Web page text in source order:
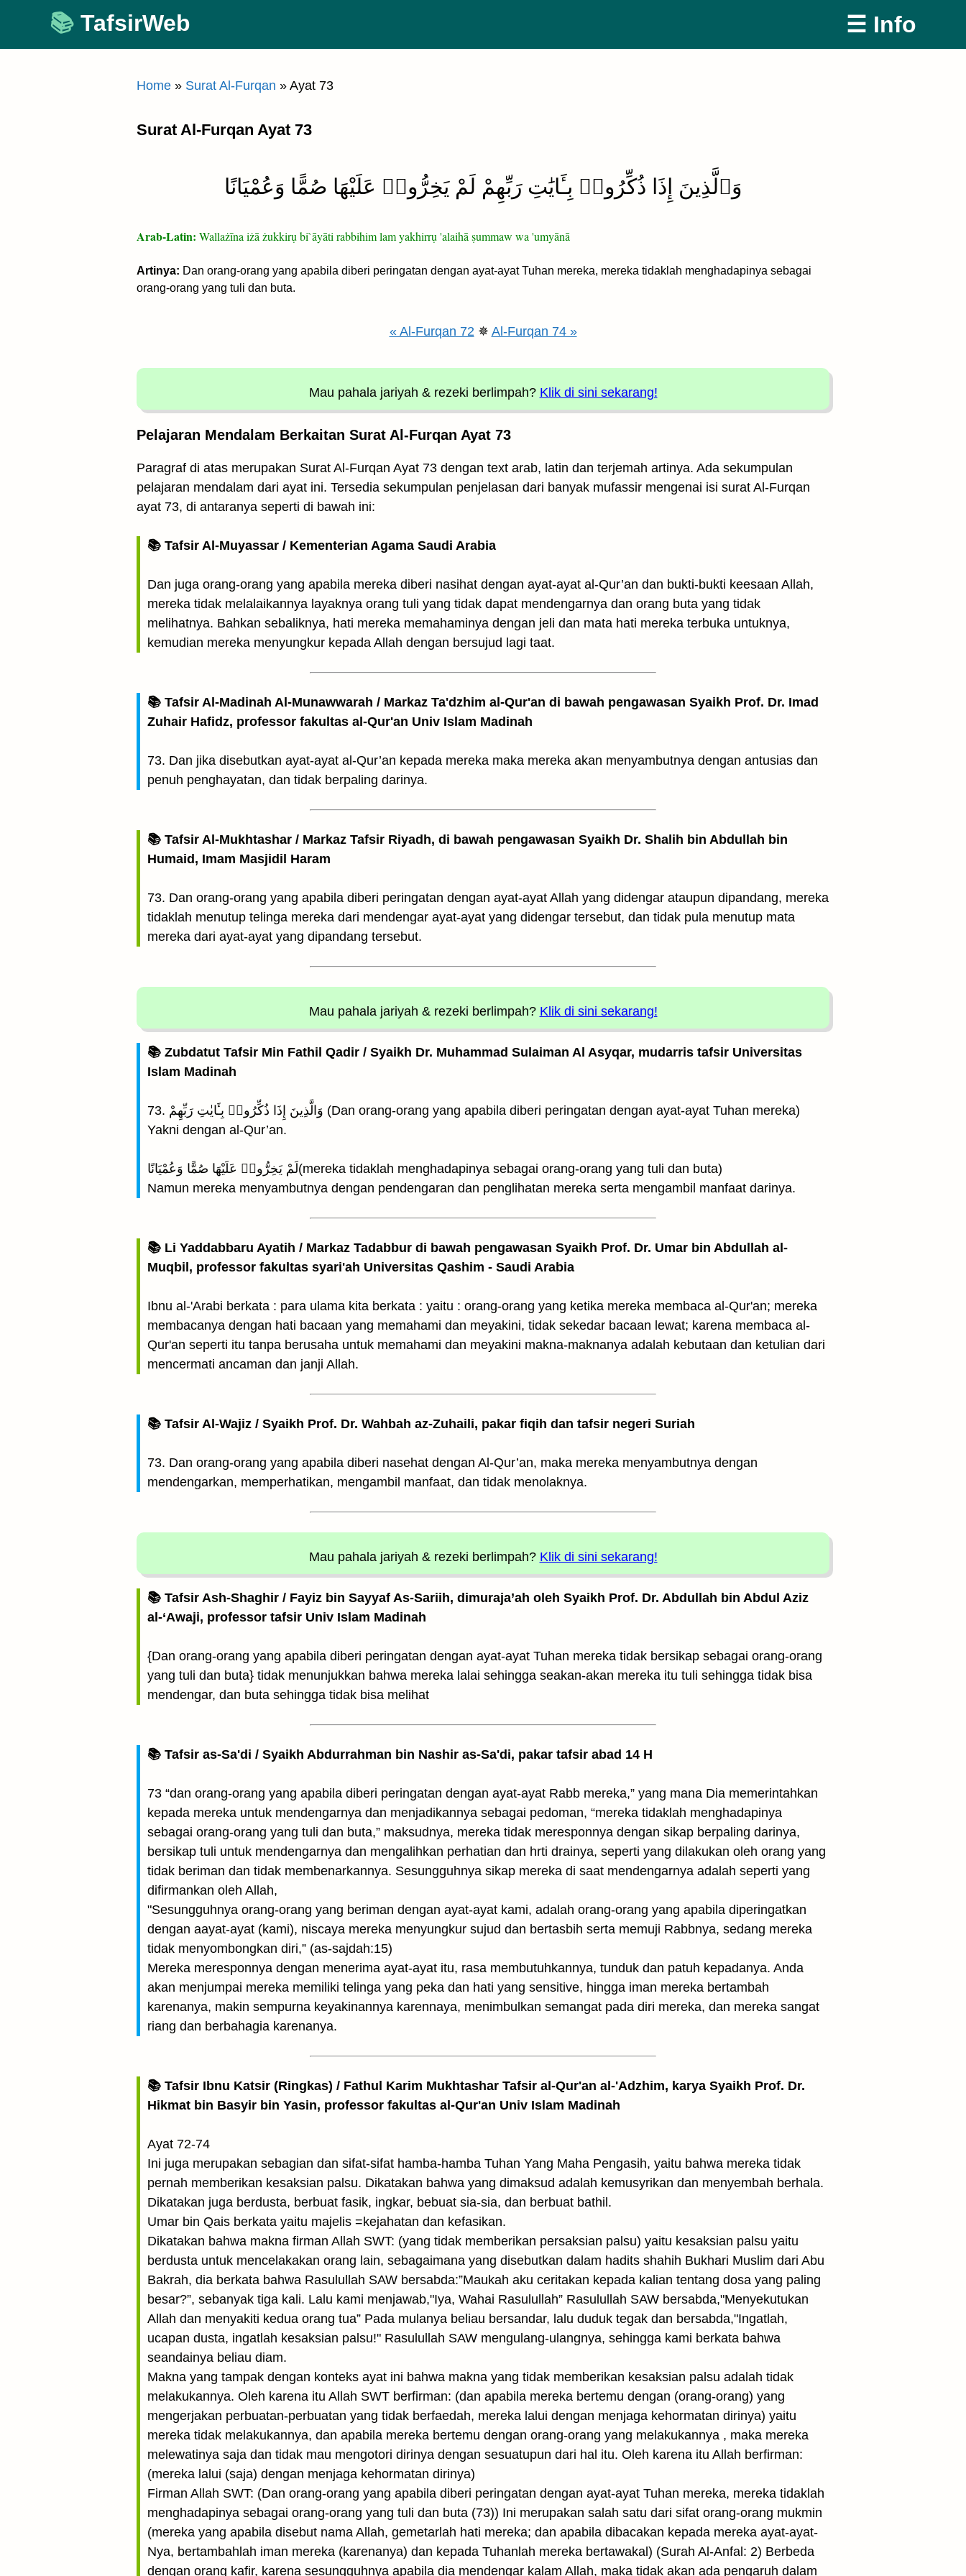
content
TafsirWeb ☰ Info
Home » Surat Al-Furqan » Ayat 73
Surat Al-Furqan Ayat 73
وَٱلَّذِينَ إِذَا ذُكِّرُوا۟ بِـَٔايَٰتِ رَبِّهِمْ لَمْ يَخِرُّوا۟ عَلَيْهَا صُمًّا وَعُمْيَانًا
Arab-Latin: Wallażīna iżā żukkirụ bi`āyāti rabbihim lam yakhirrụ 'alaihā ṣummaw wa 'umyānā
Artinya: Dan orang-orang yang apabila diberi peringatan dengan ayat-ayat Tuhan mereka, mereka tidaklah menghadapinya sebagai
orang-orang yang tuli dan buta.
« Al-Furqan 72✵ Al-Furqan 74 »
Mau pahala jariyah & rezeki berlimpah? Klik di sini sekarang!
Pelajaran Mendalam Berkaitan Surat Al-Furqan Ayat 73
Paragraf di atas merupakan Surat Al-Furqan Ayat 73 dengan text arab, latin dan terjemah artinya. Ada sekumpulan
pelajaran mendalam dari ayat ini. Tersedia sekumpulan penjelasan dari banyak mufassir mengenai isi surat Al-Furqan
ayat 73, di antaranya seperti di bawah ini:
📚 Tafsir Al-Muyassar / Kementerian Agama Saudi Arabia
Dan juga orang-orang yang apabila mereka diberi nasihat dengan ayat-ayat al-Qur’an dan bukti-bukti keesaan Allah,
mereka tidak melalaikannya layaknya orang tuli yang tidak dapat mendengarnya dan orang buta yang tidak
melihatnya. Bahkan sebaliknya, hati mereka memahaminya dengan jeli dan mata hati mereka terbuka untuknya,
kemudian mereka menyungkur kepada Allah dengan bersujud lagi taat.
📚 Tafsir Al-Madinah Al-Munawwarah / Markaz Ta'dzhim al-Qur'an di bawah pengawasan Syaikh Prof. Dr. Imad
Zuhair Hafidz, professor fakultas al-Qur'an Univ Islam Madinah
73. Dan jika disebutkan ayat-ayat al-Qur’an kepada mereka maka mereka akan menyambutnya dengan antusias dan
penuh penghayatan, dan tidak berpaling darinya.
📚 Tafsir Al-Mukhtashar / Markaz Tafsir Riyadh, di bawah pengawasan Syaikh Dr. Shalih bin Abdullah bin
Humaid, Imam Masjidil Haram
73. Dan orang-orang yang apabila diberi peringatan dengan ayat-ayat Allah yang didengar ataupun dipandang, mereka
tidaklah menutup telinga mereka dari mendengar ayat-ayat yang didengar tersebut, dan tidak pula menutup mata
mereka dari ayat-ayat yang dipandang tersebut.
Mau pahala jariyah & rezeki berlimpah? Klik di sini sekarang!
📚 Zubdatut Tafsir Min Fathil Qadir / Syaikh Dr. Muhammad Sulaiman Al Asyqar, mudarris tafsir Universitas
Islam Madinah
73. وَالَّذِينَ إِذَا ذُكِّرُوا۟ بِـَٔايٰتِ رَبِّهِمْ (Dan orang-orang yang apabila diberi peringatan dengan ayat-ayat Tuhan mereka)
Yakni dengan al-Qur’an.
لَمْ يَخِرُّوا۟ عَلَيْهَا صُمًّا وَعُمْيَانًا(mereka tidaklah menghadapinya sebagai orang-orang yang tuli dan buta)
Namun mereka menyambutnya dengan pendengaran dan penglihatan mereka serta mengambil manfaat darinya.
📚 Li Yaddabbaru Ayatih / Markaz Tadabbur di bawah pengawasan Syaikh Prof. Dr. Umar bin Abdullah al-
Muqbil, professor fakultas syari'ah Universitas Qashim - Saudi Arabia
Ibnu al-'Arabi berkata : para ulama kita berkata : yaitu : orang-orang yang ketika mereka membaca al-Qur'an; mereka
membacanya dengan hati bacaan yang memahami dan meyakini, tidak sekedar bacaan lewat; karena membaca al-
Qur'an seperti itu tanpa berusaha untuk memahami dan meyakini makna-maknanya adalah kebutaan dan ketulian dari
mencermati ancaman dan janji Allah.
📚 Tafsir Al-Wajiz / Syaikh Prof. Dr. Wahbah az-Zuhaili, pakar fiqih dan tafsir negeri Suriah
73. Dan orang-orang yang apabila diberi nasehat dengan Al-Qur’an, maka mereka menyambutnya dengan
mendengarkan, memperhatikan, mengambil manfaat, dan tidak menolaknya.
Mau pahala jariyah & rezeki berlimpah? Klik di sini sekarang!
📚 Tafsir Ash-Shaghir / Fayiz bin Sayyaf As-Sariih, dimuraja’ah oleh Syaikh Prof. Dr. Abdullah bin Abdul Aziz
al-‘Awaji, professor tafsir Univ Islam Madinah
{Dan orang-orang yang apabila diberi peringatan dengan ayat-ayat Tuhan mereka tidak bersikap sebagai orang-orang
yang tuli dan buta} tidak menunjukkan bahwa mereka lalai sehingga seakan-akan mereka itu tuli sehingga tidak bisa
mendengar, dan buta sehingga tidak bisa melihat
📚 Tafsir as-Sa'di / Syaikh Abdurrahman bin Nashir as-Sa'di, pakar tafsir abad 14 H
73 “dan orang-orang yang apabila diberi peringatan dengan ayat-ayat Rabb mereka,” yang mana Dia memerintahkan
kepada mereka untuk mendengarnya dan menjadikannya sebagai pedoman, “mereka tidaklah menghadapinya
sebagai orang-orang yang tuli dan buta,” maksudnya, mereka tidak meresponnya dengan sikap berpaling darinya,
bersikap tuli untuk mendengarnya dan mengalihkan perhatian dan hrti drainya, seperti yang dilakukan oleh orang yang
tidak beriman dan tidak membenarkannya. Sesungguhnya sikap mereka di saat mendengarnya adalah seperti yang
difirmankan oleh Allah,
"Sesungguhnya orang-orang yang beriman dengan ayat-ayat kami, adalah orang-orang yang apabila diperingatkan
dengan aayat-ayat (kami), niscaya mereka menyungkur sujud dan bertasbih serta memuji Rabbnya, sedang mereka
tidak menyombongkan diri,” (as-sajdah:15)
Mereka meresponnya dengan menerima ayat-ayat itu, rasa membutuhkannya, tunduk dan patuh kepadanya. Anda
akan menjumpai mereka memiliki telinga yang peka dan hati yang sensitive, hingga iman mereka bertambah
karenanya, makin sempurna keyakinannya karennaya, menimbulkan semangat pada diri mereka, dan mereka sangat
riang dan berbahagia karenanya.
📚 Tafsir Ibnu Katsir (Ringkas) / Fathul Karim Mukhtashar Tafsir al-Qur'an al-'Adzhim, karya Syaikh Prof. Dr.
Hikmat bin Basyir bin Yasin, professor fakultas al-Qur'an Univ Islam Madinah
Ayat 72-74
Ini juga merupakan sebagian dan sifat-sifat hamba-hamba Tuhan Yang Maha Pengasih, yaitu bahwa mereka tidak
pernah memberikan kesaksian palsu. Dikatakan bahwa yang dimaksud adalah kemusyrikan dan menyembah berhala.
Dikatakan juga berdusta, berbuat fasik, ingkar, bebuat sia-sia, dan berbuat bathil.
Umar bin Qais berkata yaitu majelis =kejahatan dan kefasikan.
Dikatakan bahwa makna firman Allah SWT: (yang tidak memberikan persaksian palsu) yaitu kesaksian palsu yaitu
berdusta untuk mencelakakan orang lain, sebagaimana yang disebutkan dalam hadits shahih Bukhari Muslim dari Abu
Bakrah, dia berkata bahwa Rasulullah SAW bersabda:”Maukah aku ceritakan kepada kalian tentang dosa yang paling
besar?”, sebanyak tiga kali. Lalu kami menjawab,"Iya, Wahai Rasulullah” Rasulullah SAW bersabda,"Menyekutukan
Allah dan menyakiti kedua orang tua” Pada mulanya beliau bersandar, lalu duduk tegak dan bersabda,"Ingatlah,
ucapan dusta, ingatlah kesaksian palsu!" Rasulullah SAW mengulang-ulangnya, sehingga kami berkata bahwa
seandainya beliau diam.
Makna yang tampak dengan konteks ayat ini bahwa makna yang tidak memberikan kesaksian palsu adalah tidak
melakukannya. Oleh karena itu Allah SWT berfirman: (dan apabila mereka bertemu dengan (orang-orang) yang
mengerjakan perbuatan-perbuatan yang tidak berfaedah, mereka lalui dengan menjaga kehormatan dirinya) yaitu
mereka tidak melakukannya, dan apabila mereka bertemu dengan orang-orang yang melakukannya , maka mereka
melewatinya saja dan tidak mau mengotori dirinya dengan sesuatupun dari hal itu. Oleh karena itu Allah berfirman:
(mereka lalui (saja) dengan menjaga kehormatan dirinya)
Firman Allah SWT: (Dan orang-orang yang apabila diberi peringatan dengan ayat-ayat Tuhan mereka, mereka tidaklah
menghadapinya sebagai orang-orang yang tuli dan buta (73)) Ini merupakan salah satu dari sifat orang-orang mukmin
(mereka yang apabila disebut nama Allah, gemetarlah hati mereka; dan apabila dibacakan kepada mereka ayat-ayat-
Nya, bertambahlah iman mereka (karenanya) dan kepada Tuhanlah mereka bertawakal) (Surah Al-Anfal: 2) Berbeda
dengan orang kafir, karena sesungguhnya apabila dia mendengar kalam Allah, maka tidak akan ada pengaruh dalam